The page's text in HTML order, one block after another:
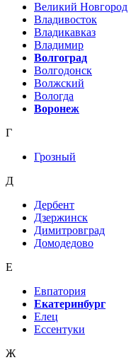
Великий Новгород
Владивосток
Владикавказ
Владимир
Волгоград
Волгодонск
Волжский
Вологда
Воронеж
Г
Грозный
Д
Дербент
Дзержинск
Димитровград
Домодедово
Е
Евпатория
Екатеринбург
Елец
Ессентуки
Ж